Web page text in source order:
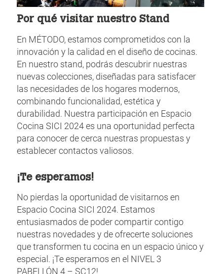
Por qué visitar nuestro Stand
En MÉTODO, estamos comprometidos con la
innovación y la calidad en el diseño de cocinas.
En nuestro stand, podrás descubrir nuestras
nuevas colecciones, diseñadas para satisfacer
las necesidades de los hogares modernos,
combinando funcionalidad, estética y
durabilidad. Nuestra participación en Espacio
Cocina SICI 2024 es una oportunidad perfecta
para conocer de cerca nuestras propuestas y
establecer contactos valiosos.
¡Te esperamos!
No pierdas la oportunidad de visitarnos en
Espacio Cocina SICI 2024. Estamos
entusiasmados de poder compartir contigo
nuestras novedades y de ofrecerte soluciones
que transformen tu cocina en un espacio único y
especial. ¡Te esperamos en el NIVEL 3
PABELLÓN 4 – SC12!